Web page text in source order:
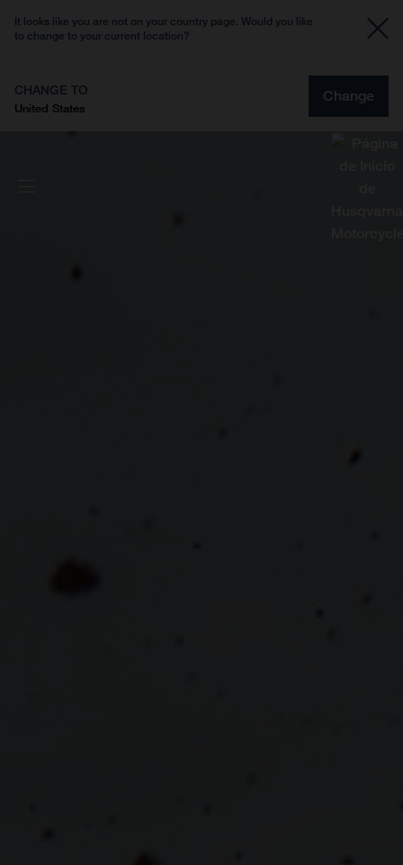
It looks like you are not on your country page. Would you like
to change to your current location?
CHANGE TO
United States
Change